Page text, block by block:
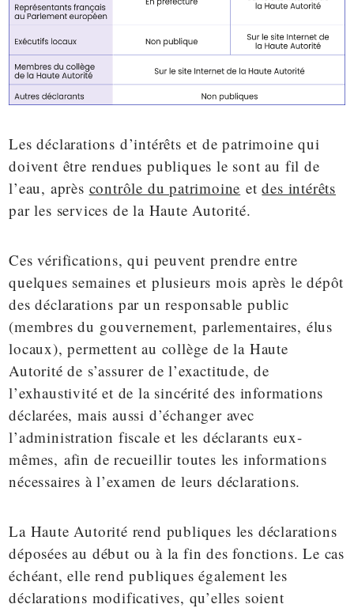
Les déclarations d’intérêts et de patrimoine qui
doivent être rendues publiques le sont au fil de
l’eau, après contrôle du patrimoine etdes intérêts
par les services de la Haute Autorité.
Ces vérifications, qui peuvent prendre entre
quelques semaines et plusieurs mois après le dépôt
des déclarations par un responsable public
(membres du gouvernement, parlementaires, élus
locaux), permettent au collège de la Haute
Autorité de s’assurer de l’exactitude, de
l’exhaustivité et de la sincérité des informations
déclarées, mais aussi d’échanger avec
l’administration fiscale et les déclarants eux-
mêmes, afin de recueillir toutes les informations
nécessaires à l’examen de leurs déclarations.
La Haute Autorité rend publiques les déclarations
déposées au début ou à la fin des fonctions. Le cas
échéant, elle rend publiques également les
déclarations modificatives, qu’elles soient